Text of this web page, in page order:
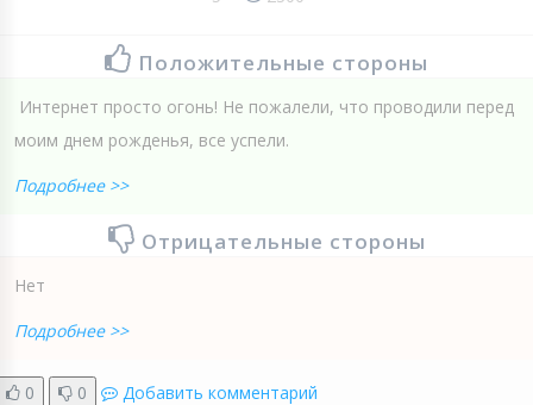
Положительные стороны
Интернет просто огонь! Не пожалели, что проводили перед
моим днем рожденья, все успели.
Подробнее >>
Отрицательные стороны
Нет
Подробнее >>
0 0 Добавить комментарий